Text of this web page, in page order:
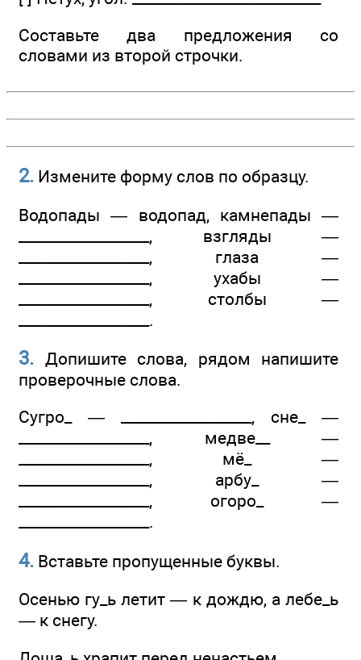
Составьте два предложения со
словами из второй строчки.
2. Измените форму слов по образцу.
Водопады — водопад, камнепады —
__________________, взгляды —
__________________, глаза —
__________________, ухабы —
__________________, столбы —
__________________.
3. Допишите слова, рядом напишите
проверочные слова.
Сугро_ — __________________, сне_ —
__________________, медве__ —
__________________, мё_ —
__________________, арбу_ —
__________________, огоро_ —
__________________.
4. Вставьте пропущенные буквы.
Осенью гу_ь летит — к дождю, а лебе_ь
— к снегу.